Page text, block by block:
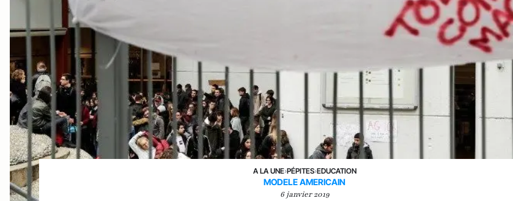
A LA UNE›PÉPITES›EDUCATION
MODELE AMERICAIN
6 janvier 2019